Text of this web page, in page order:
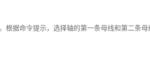
根据命令提示，选择轴的第一条母线和第二条